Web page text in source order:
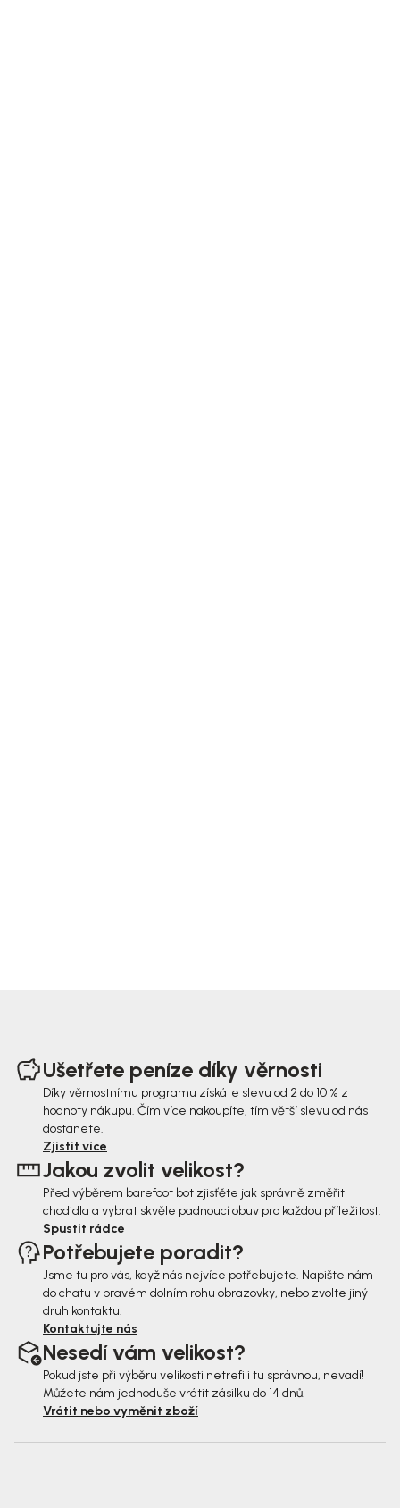
Ušetřete peníze díky věrnosti
Díky věrnostnímu programu získáte slevu od 2 do 10 % z
hodnoty nákupu. Čím více nakoupíte, tím větší slevu od nás
dostanete.
Zjistit více
Jakou zvolit velikost?
Před výběrem barefoot bot zjisťěte jak správně změřit
chodidla a vybrat skvěle padnoucí obuv pro každou příležitost.
Spustit rádce
Potřebujete poradit?
Jsme tu pro vás, když nás nejvíce potřebujete. Napište nám
do chatu v pravém dolním rohu obrazovky, nebo zvolte jiný
druh kontaktu.
Kontaktujte nás
Nesedí vám velikost?
Pokud jste při výběru velikosti netrefili tu správnou, nevadí!
Můžete nám jednoduše vrátit zásilku do 14 dnů.
Vrátit nebo vyměnit zboží